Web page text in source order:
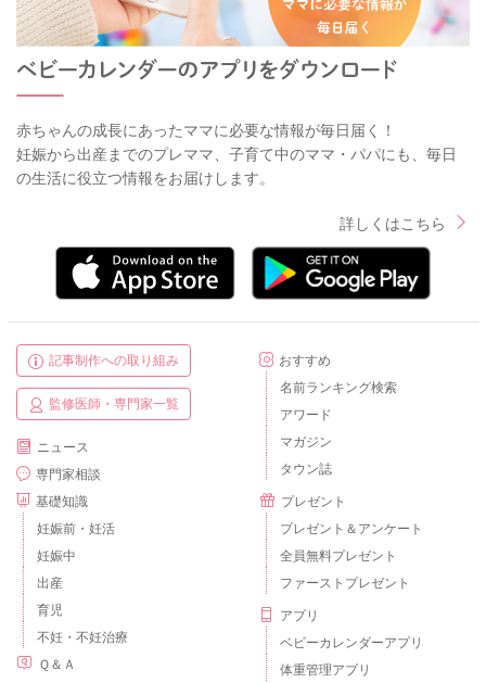
赤ちゃんの成長にあったママに必要な情報が毎日届く！
妊娠から出産までのプレママ、子育て中のママ・パパにも、毎日
の生活に役立つ情報をお届けします。
詳しくはこちら
記事制作への取り組み
監修医師・専門家一覧
ニュース
専門家相談
基礎知識
妊娠前・妊活
妊娠中
出産
育児
不妊・不妊治療
Ｑ＆Ａ
おすすめ
名前ランキング検索
アワード
マガジン
タウン誌
プレゼント
プレゼント＆アンケート
全員無料プレゼント
ファーストプレゼント
アプリ
ベビーカレンダーアプリ
体重管理アプリ